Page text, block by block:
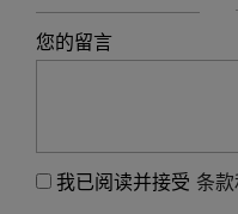
您的留言
我已阅读并接受 条